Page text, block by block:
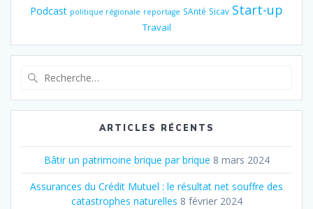
Podcast politique régionale reportage SAnté Sicav Start-up
Travail
:
ARTICLES RÉCENTS
Bâtir un patrimoine brique par brique 8 mars 2024
Assurances du Crédit Mutuel : le résultat net souffre des
catastrophes naturelles 8 février 2024